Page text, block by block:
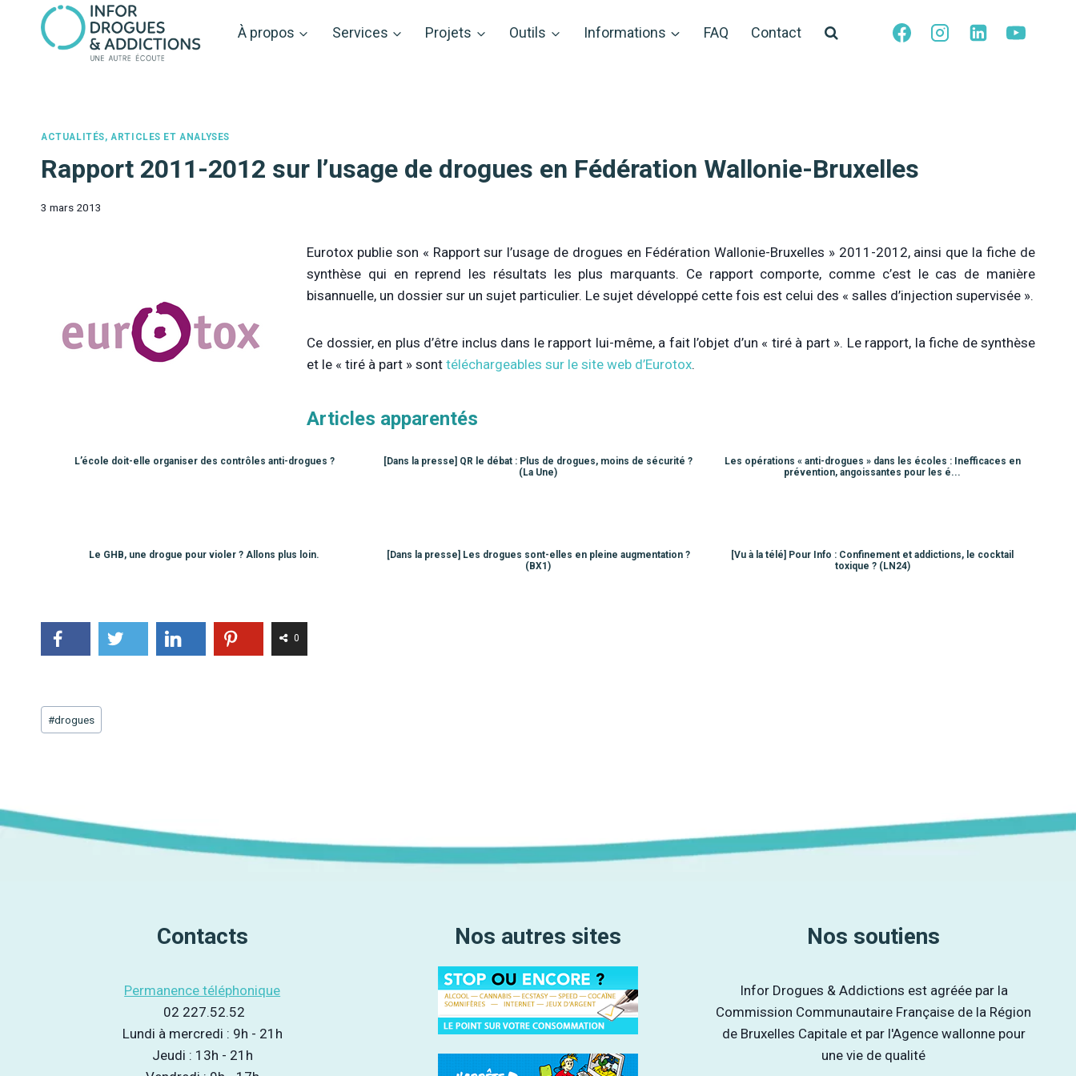
À propos Services Projets Outils Informations FAQ Contact
ACTUALITÉS, ARTICLES ET ANALYSES
Rapport 2011-2012 sur l’usage de drogues en Fédération Wallonie-Bruxelles
3 mars 2013
Eurotox publie son « Rapport sur l’usage de drogues en Fédération Wallonie-Bruxelles » 2011-2012, ainsi que la fiche de
synthèse qui en reprend les résultats les plus marquants. Ce rapport comporte, comme c’est le cas de manière
bisannuelle, un dossier sur un sujet particulier. Le sujet développé cette fois est celui des « salles d’injection supervisée ».
Ce dossier, en plus d’être inclus dans le rapport lui-même, a fait l’objet d’un « tiré à part ». Le rapport, la fiche de synthèse
et le « tiré à part » sont téléchargeables sur le site web d’Eurotox.
Articles apparentés
L’école doit-elle organiser des contrôles anti-drogues ?
[Dans la presse] QR le débat : Plus de drogues, moins de sécurité ?
(La Une)
Les opérations « anti-drogues » dans les écoles : Inefficaces en
prévention, angoissantes pour les é...
Le GHB, une drogue pour violer ? Allons plus loin.
[Dans la presse] Les drogues sont-elles en pleine augmentation ?
(BX1)
[Vu à la télé] Pour Info : Confinement et addictions, le cocktail
toxique ? (LN24)
0
Étiquettes
de
#drogues
Contacts
Permanence téléphonique
02 227.52.52
Lundi à mercredi : 9h - 21h
Jeudi : 13h - 21h
Nos autres sites Nos soutiens
Infor Drogues & Addictions est agréée par la
Commission Communautaire Française de la Région
de Bruxelles Capitale et par l'Agence wallonne pour
une vie de qualité